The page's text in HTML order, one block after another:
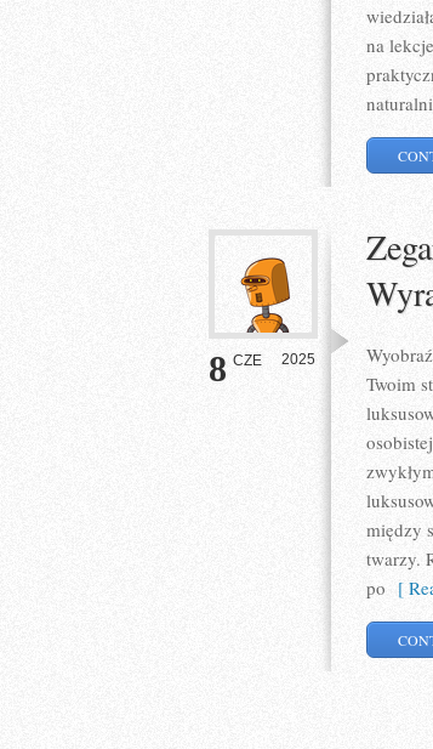
na
8 CZE 2025
Twoim
między
twarzy.
po [